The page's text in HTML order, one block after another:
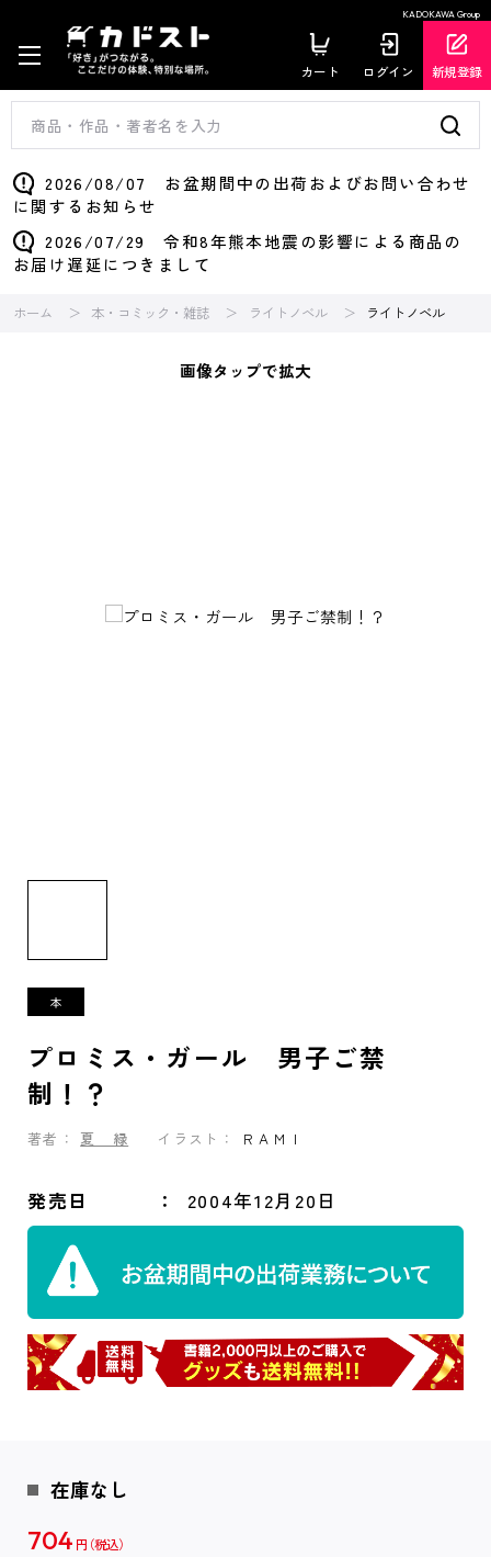
KADOKAWA Group
カート ログイン 新規登録
2026/08/07 お盆期間中の出荷およびお問い合わせ
に関するお知らせ
2026/07/29 令和8年熊本地震の影響による商品の
お届け遅延につきまして
ホーム 本・コミック・雑誌 ライトノベル ライトノベル
画像タップで拡大
プロミス・ガール 男子ご禁
制！？
著者： 夏 緑 イラスト： ＲＡＭＩ
発売日 2004年12月20日
在庫なし
704 円